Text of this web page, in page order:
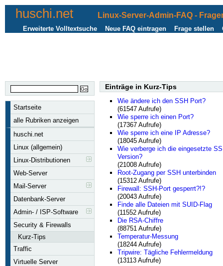
huschi.net Linux-Server-Admin-FAQ -
Frage stellen
Neue FAQ eintragen
Erweiterte Volltextsuche
Startseite
alle Rubriken anzeigen
huschi.net
Linux (allgemein)
Linux-Distributionen
Web-Server
Mail-Server
Datenbank-Server
Admin- / ISP-Software
Security & Firewalls
Kurz-Tips
Traffic
Virtuelle Server
Einträge in Kurz-Tips
Wie ändere ich den SSH Port?
(61547 Aufrufe)
Wie sperre ich einen Port?
(17367 Aufrufe)
Wie sperre ich eine IP Adresse?
(18045 Aufrufe)
Wie verberge ich die eingesetzte
Version?
(21008 Aufrufe)
Root-Zugang per SSH unterbinden
(15312 Aufrufe)
Firewall: SSH-Port gesperrt?!?
(20043 Aufrufe)
Finde alle Dateien mit SUID-Flag
(11552 Aufrufe)
Die RSA-Chiffre
(88751 Aufrufe)
Temperatur-Messung
(18244 Aufrufe)
Tripwire: Tägliche Fehlermeldung
(13113 Aufrufe)